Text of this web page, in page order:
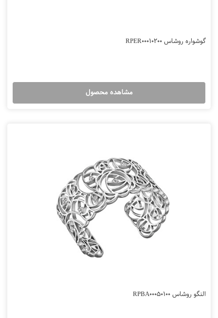
گوشواره روشاس RPER00010200
مشاهده محصول
النگو روشاس RPBA00050100